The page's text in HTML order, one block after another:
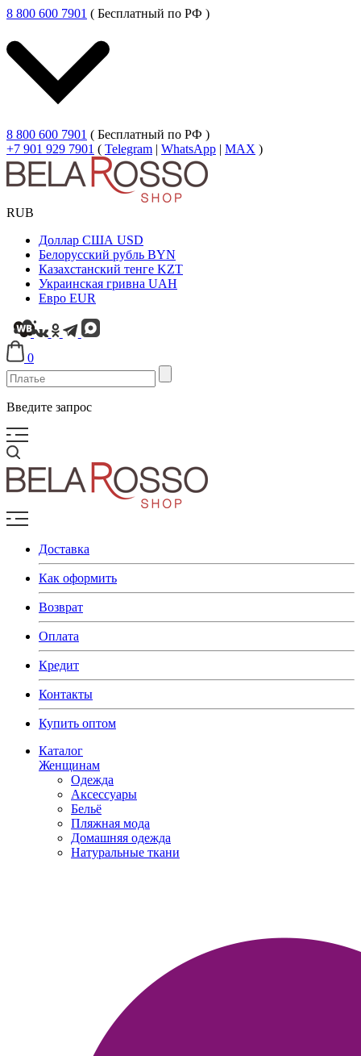
8 800 600 7901 ( Бесплатный по РФ )
8 800 600 7901 ( Бесплатный по РФ )
+7 901 929 7901 ( Telegram | WhatsApp | MAX )
RUB
Доллар США USD
Белорусский рубль BYN
Казахстанский тенге KZT
Украинская гривна UAH
Евро EUR
0
Введите запрос
Доставка
Как оформить
Возврат
Оплата
Кредит
Контакты
Купить оптом
Каталог
Женщинам
Одежда
Аксессуары
Бельё
Пляжная мода
Домашняя одежда
Натуральные ткани